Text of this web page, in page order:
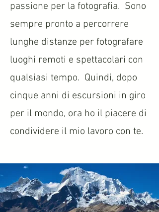
passione per la fotografia. Sono
sempre pronto a percorrere
lunghe distanze per fotografare
luoghi remoti e spettacolari con
qualsiasi tempo. Quindi, dopo
cinque anni di escursioni in giro
per il mondo, ora ho il piacere di
condividere il mio lavoro con te.